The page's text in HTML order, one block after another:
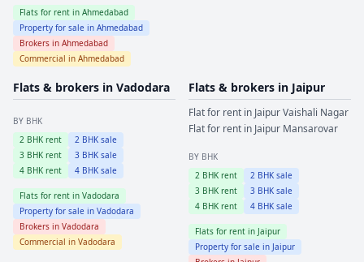
Flats for rent in Ahmedabad
Property for sale in Ahmedabad
Brokers in Ahmedabad
Commercial in Ahmedabad
Flats & brokers in Vadodara
BY BHK
2 BHK rent 2 BHK sale
3 BHK rent 3 BHK sale
4 BHK rent 4 BHK sale
Flats for rent in Vadodara
Property for sale in Vadodara
Brokers in Vadodara
Commercial in Vadodara
Flats & brokers in Jaipur
Flat for rent in JaipurVaishali Nagar
Flat for rent in Jaipur Mansarovar
BY BHK
2 BHK rent 2 BHK sale
3 BHK rent 3 BHK sale
4 BHK rent 4 BHK sale
Flats for rent in Jaipur
Property for sale in Jaipur